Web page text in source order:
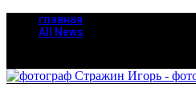
главная
All News